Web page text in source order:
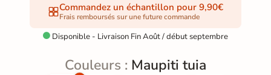
Commandez un échantillon pour 9,90€
Frais remboursés sur une future commande
 Disponible - Livraison Fin Août / début septembre
Couleurs : Maupiti tuia